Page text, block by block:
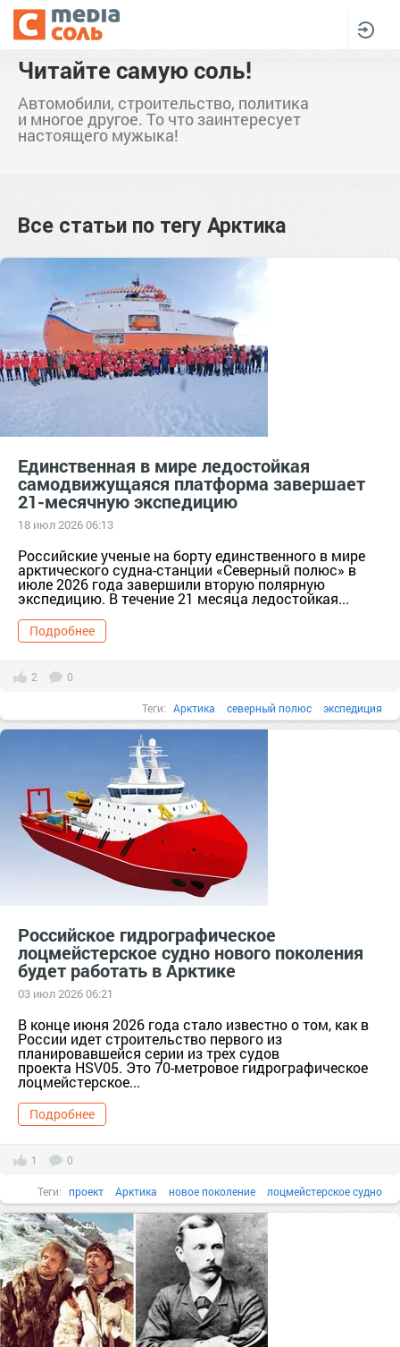
Читайте самую соль!
Автомобили, строительство, политика
и многое другое. То что заинтересует
настоящего мужыка!
Все статьи по тегу Арктика
Единственная в мире ледостойкая
самодвижущаяся платформа завершает
21-месячную экспедицию
18 июл 2026 06:13
Российские ученые на борту единственного в мире
арктического судна-станции «Северный полюс» в
июле 2026 года завершили вторую полярную
экспедицию. В течение 21 месяца ледостойкая...
Подробнее
2 0
Теги: Арктика северный полюс экспедиция
Российское гидрографическое
лоцмейстерское судно нового поколения
будет работать в Арктике
03 июл 2026 06:21
В конце июня 2026 года стало известно о том, как в
России идет строительство первого из
планировавшейся серии из трех судов
проекта HSV05. Это 70-метровое гидрографическое
лоцмейстерское...
Подробнее
1 0
Теги: проект Арктика новое поколение лоцмейстерское судно